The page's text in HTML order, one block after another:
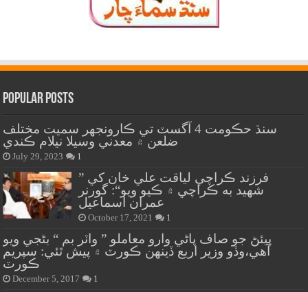
Popular Posts
سنڌ حڪومت 4 آگسٽ تي ڪارونجهر سميت مختلف
ضلعن ۾ معدني وسيلا نيلام ڪندي
July 29, 2023 1
” فرزند ڪراچي لياقت علي خان کي
شهيد به ڪراچي ۾ ڪيو ويو“: گورنر
عمران اسماعيل
October 17, 2021 1
پيئڻ جو صاف پاڻي وارو معاملو ” واٽر بم “ بڻجي ويو
آهي،وڏو وزير اربع ڏينهن ڪورٽ ۾ پيش ٿئي: سپريم
ڪورٽ
December 5, 2017 1